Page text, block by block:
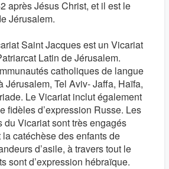
après Jésus Christ, et il est le
Jérusalem.
Saint Jacques est un Vicariat
Latin de Jérusalem.
catholiques de langue
Jérusalem, Tel Aviv- Jaffa, Haïfa,
Le Vicariat inclut également
fidèles d’expression Russe. Les
du Vicariat sont très engagés
catéchèse des enfants de
d’asile, à travers tout le
sont d’expression hébraïque.